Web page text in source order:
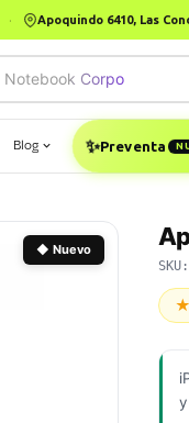
· Apoquindo 6410, Las
Notebook Corporativo
Blog ✨Preventa
◆ Nuevo